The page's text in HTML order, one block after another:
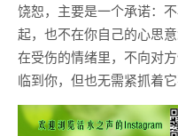
饶恕，主要是一个承诺：
起，也不在你自己的心思
在受伤的情绪里，不向对
临到你，但也无需紧抓着它